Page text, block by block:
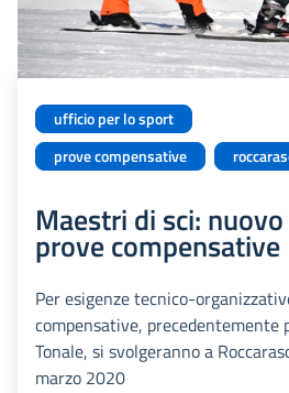
ufficio per lo sport
prove compensative
Maestri di sci:
prove compensative
Per esigenze tecnico-
compensative, precedentemente
Tonale, si svolgeranno a
marzo 2020